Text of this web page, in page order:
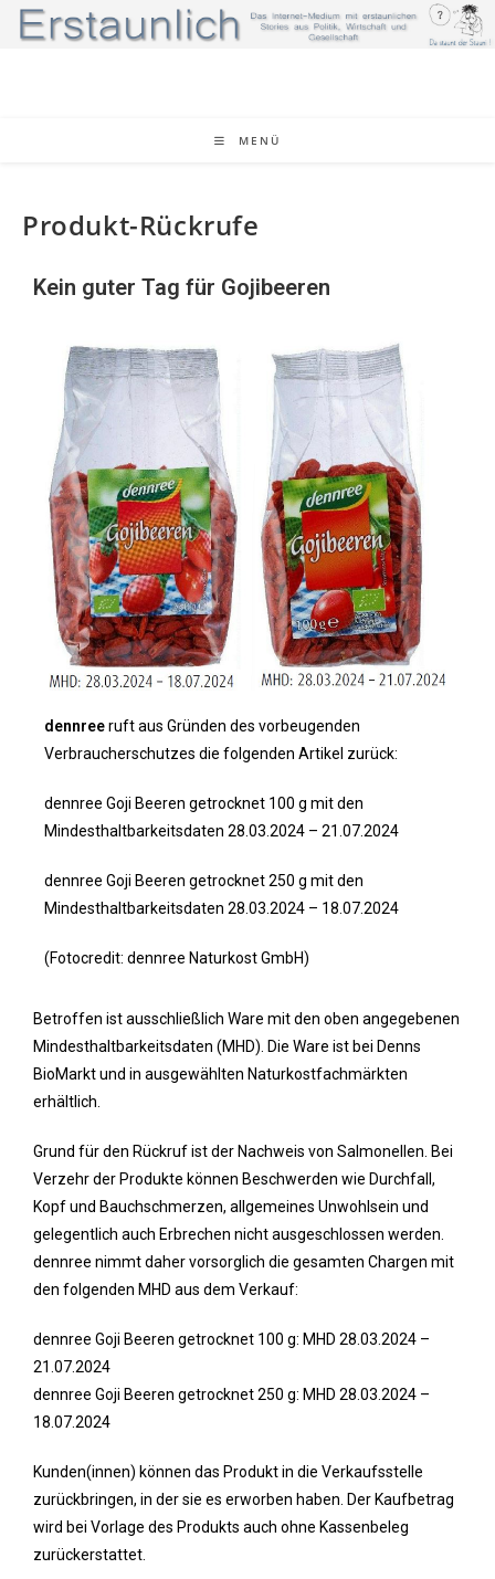
MENÜ
Produkt-Rückrufe
Kein guter Tag für Gojibeeren
dennreeruft aus Gründen des vorbeugenden
Verbraucherschutzes die folgenden Artikel zurück:
dennree Goji Beeren getrocknet 100 g mit den
Mindesthaltbarkeitsdaten 28.03.2024 – 21.07.2024
dennree Goji Beeren getrocknet 250 g mit den
Mindesthaltbarkeitsdaten 28.03.2024 – 18.07.2024
(Fotocredit: dennree Naturkost GmbH)
Betroffen ist ausschließlich Ware mit den oben angegebenen
Mindesthaltbarkeitsdaten (MHD). Die Ware ist bei Denns
BioMarkt und in ausgewählten Naturkostfachmärkten
erhältlich.
Grund für den Rückruf ist der Nachweis von Salmonellen. Bei
Verzehr der Produkte können Beschwerden wie Durchfall,
Kopf und Bauchschmerzen, allgemeines Unwohlsein und
gelegentlich auch Erbrechen nicht ausgeschlossen werden.
dennree nimmt daher vorsorglich die gesamten Chargen mit
den folgenden MHD aus dem Verkauf:
dennree Goji Beeren getrocknet 100 g: MHD 28.03.2024 –
21.07.2024
dennree Goji Beeren getrocknet 250 g: MHD 28.03.2024 –
18.07.2024
Kunden(innen) können das Produkt in die Verkaufsstelle
zurückbringen, in der sie es erworben haben. Der Kaufbetrag
wird bei Vorlage des Produkts auch ohne Kassenbeleg
zurückerstattet.